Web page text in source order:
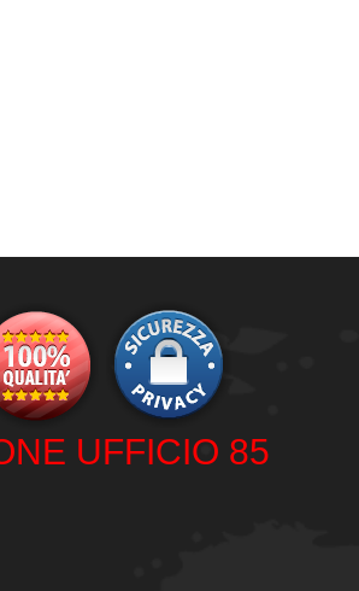
UFFICIO 85